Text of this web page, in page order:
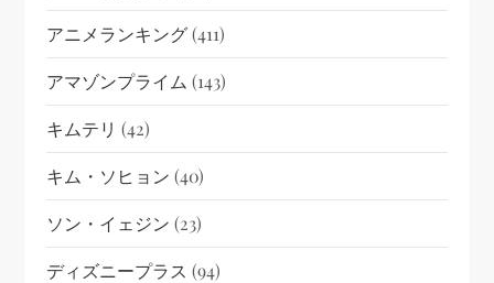
アニメランキング(411)
アマゾンプライム (143)
キムテリ (42)
キム・ソヒョン (40)
ソン・イェジン (23)
ディズニープラス (94)